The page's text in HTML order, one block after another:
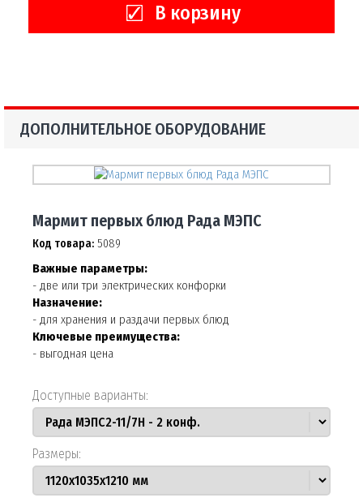
В корзину
ДОПОЛНИТЕЛЬНОЕ ОБОРУДОВАНИЕ
Мармит первых блюд Рада МЭПС
Код товара: 5089
Важные параметры:
- две или три электрических конфорки
Назначение:
- для хранения и раздачи первых блюд
Ключевые преимущества:
- выгодная цена
Доступные варианты:
Размеры: